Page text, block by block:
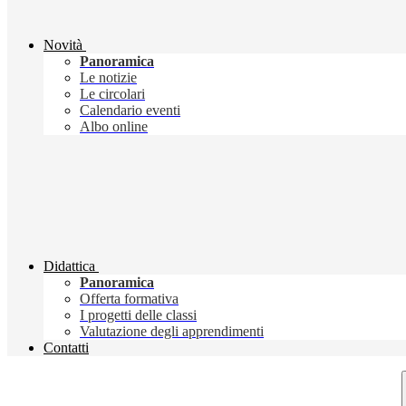
Novità
Panoramica
Le notizie
Le circolari
Calendario eventi
Albo online
Didattica
Panoramica
Offerta formativa
I progetti delle classi
Valutazione degli apprendimenti
Contatti